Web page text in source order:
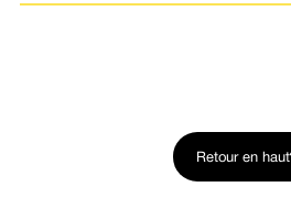
Retour en haut